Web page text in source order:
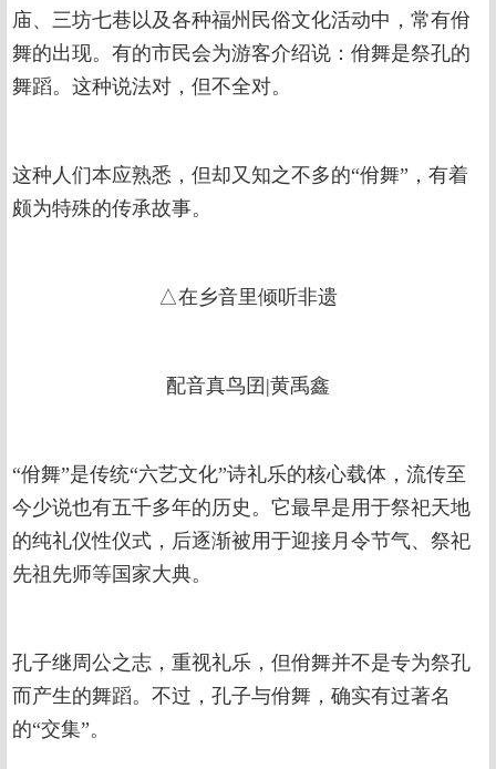
庙、三坊七巷以及各种福州民俗文化活动中，常有佾
舞的出现。有的市民会为游客介绍说：佾舞是祭孔的
舞蹈。这种说法对，但不全对。
这种人们本应熟悉，但却又知之不多的“佾舞”，有着
颇为特殊的传承故事。
△在乡音里倾听非遗
配音真鸟囝|黄禹鑫
“佾舞”是传统“六艺文化”诗礼乐的核心载体，流传至
今少说也有五千多年的历史。它最早是用于祭祀天地
的纯礼仪性仪式，后逐渐被用于迎接月令节气、祭祀
先祖先师等国家大典。
孔子继周公之志，重视礼乐，但佾舞并不是专为祭孔
而产生的舞蹈。不过，孔子与佾舞，确实有过著名
的“交集”。